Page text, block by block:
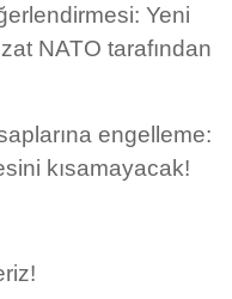
Yeni
NATO tarafından
engelleme:
kısamayacak!